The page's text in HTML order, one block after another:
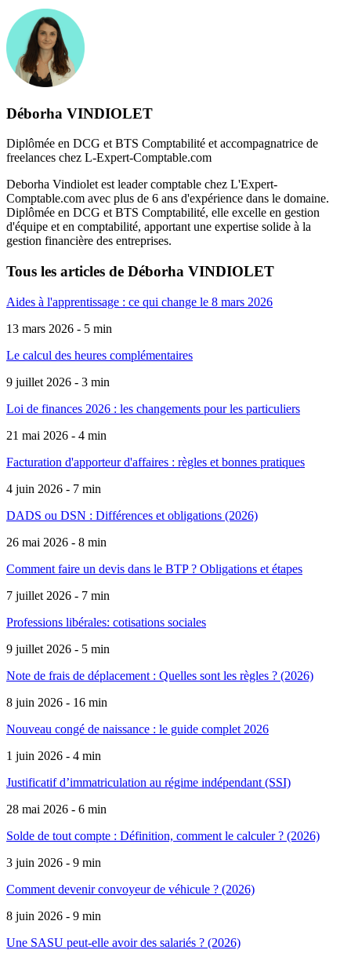
Déborha VINDIOLET
Diplômée en DCG et BTS Comptabilité et accompagnatrice de
freelances chez L-Expert-Comptable.com
Deborha Vindiolet est leader comptable chez L'Expert-
Comptable.com avec plus de 6 ans d'expérience dans le domaine.
Diplômée en DCG et BTS Comptabilité, elle excelle en gestion
d'équipe et en comptabilité, apportant une expertise solide à la
gestion financière des entreprises.
Tous les articles de Déborha VINDIOLET
Aides à l'apprentissage : ce qui change le 8 mars 2026
13 mars 2026 - 5 min
Le calcul des heures complémentaires
9 juillet 2026 - 3 min
Loi de finances 2026 : les changements pour les particuliers
21 mai 2026 - 4 min
Facturation d'apporteur d'affaires : règles et bonnes pratiques
4 juin 2026 - 7 min
DADS ou DSN : Différences et obligations (2026)
26 mai 2026 - 8 min
Comment faire un devis dans le BTP ? Obligations et étapes
7 juillet 2026 - 7 min
Professions libérales: cotisations sociales
9 juillet 2026 - 5 min
Note de frais de déplacement : Quelles sont les règles ? (2026)
8 juin 2026 - 16 min
Nouveau congé de naissance : le guide complet 2026
1 juin 2026 - 4 min
Justificatif d’immatriculation au régime indépendant (SSI)
28 mai 2026 - 6 min
Solde de tout compte : Définition, comment le calculer ? (2026)
3 juin 2026 - 9 min
Comment devenir convoyeur de véhicule ? (2026)
8 juin 2026 - 9 min
Une SASU peut-elle avoir des salariés ? (2026)